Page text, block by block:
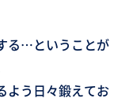
る…ということが
よう日々鍛えてお